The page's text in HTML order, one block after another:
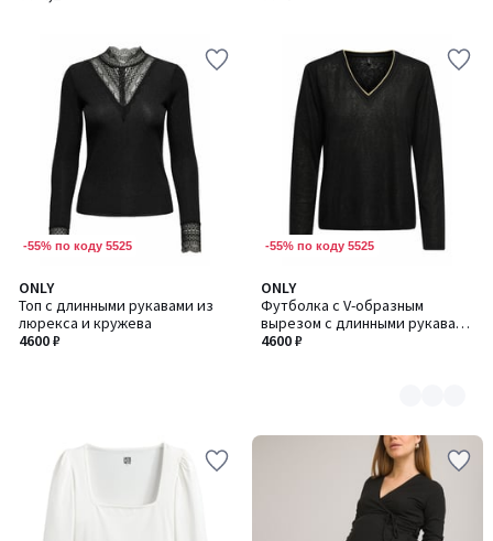
-55% по коду 5525
ONLY
Топ с длинными рукавами из
люрекса и кружева
4600 ₽
-55% по коду 5525
ONLY
Футболка с V-образным
вырезом с длинными рукавами
из люрекса
4600 ₽
Количество
цветов:
2